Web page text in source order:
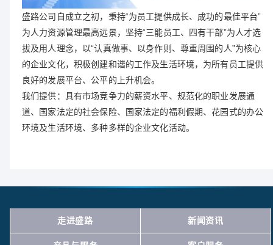
盛路公司自成立之初，秉持“为员工提供成长、成功的最佳平台”
为人力资源管理最高远景，坚持“三能员工、四有干部”为人才选
拔及用人理念，以“认真做事、以身作则、尊重周围的人”为核心
的企业文化，积极创建和谐的工作及生活环境，为所有员工提供
良好的发展平台、公平的上升机会。
我们提供：具有市场竞争力的薪资水平、规范化的职业发展通
道、国家法定的社会保险、国家法定的福利假期、花园式的办公
环境及生活环境、多种多样的企业文化活动。
走进盛路 新闻资讯